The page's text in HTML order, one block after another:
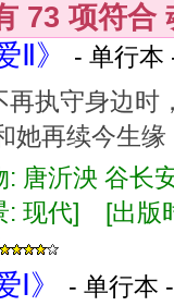
73 项符合
Ⅱ》
- 单行
再执守身边时
她再续今生
: 唐沂泱 谷
: 现代] [出
》
- 单行本